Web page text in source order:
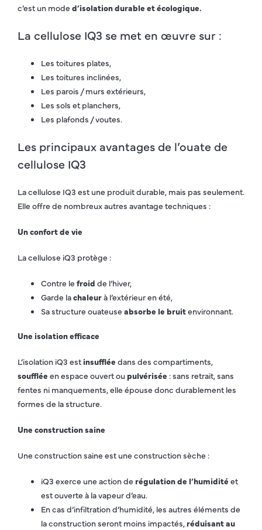
c’est un mode d’isolation durable et écologique.
La cellulose IQ3 se met en œuvre sur :
Les toitures plates,
Les toitures inclinées,
Les parois / murs extérieurs,
Les sols et planchers,
Les plafonds / voutes.
Les principaux avantages de l’ouate de
cellulose IQ3
La cellulose IQ3 est une produit durable, mais pas seulement.
Elle offre de nombreux autres avantage techniques :
Un confort de vie
La cellulose iQ3 protège :
Contre le froid de l’hiver,
Garde lachaleurà l’extérieur en été,
Sa structure ouateuse absorbe le bruitenvironnant.
Une isolation efficace
L’isolation iQ3 est insufflée dans des compartiments,
soufflée en espace ouvert ou pulvérisée : sans retrait, sans
fentes ni manquements, elle épouse donc durablement les
formes de la structure.
Une construction saine
Une construction saine est une construction sèche :
iQ3 exerce une action de régulation de l’humidité et
est ouverte à la vapeur d’eau.
En cas d’infiltration d’humidité, les autres éléments de
la construction seront moins impactés, réduisant au